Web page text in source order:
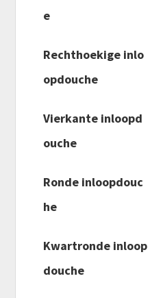
e
Rechthoekige inlo
opdouche
Vierkante inloopd
ouche
Ronde inloopdouc
he
Kwartronde inloop
douche